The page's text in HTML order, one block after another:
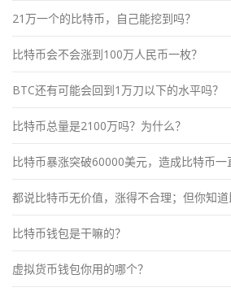
21万一个的比特币，自己能挖到吗？
比特币会不会涨到100万人民币一枚？
BTC还有可能会回到1万刀以下的水平吗？
比特币总量是2100万吗？为什么？
比特币暴涨突破60000美元，造成比特币一
都说比特币无价值，涨得不合理；但你知道
比特币钱包是干嘛的？
虚拟货币钱包你用的哪个？